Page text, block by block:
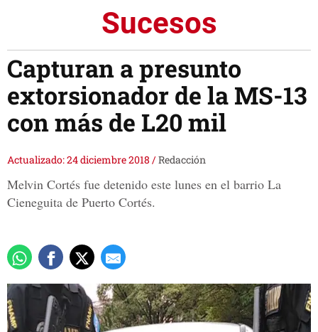
Sucesos
Capturan a presunto
extorsionador de la MS-13
con más de L20 mil
Actualizado: 24 diciembre 2018 /Redacción
Melvin Cortés fue detenido este lunes en el barrio La
Cieneguita de Puerto Cortés.